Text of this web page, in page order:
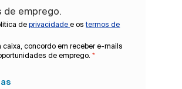
de emprego.
deprivacidadee ostermos de
caixa, concordo em receber e-mails
de emprego. *